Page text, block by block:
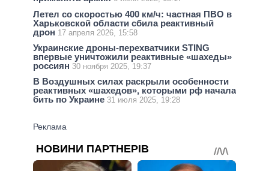
Летел со скоростью 400 км/ч: частная ПВО в
Харьковской области сбила реактивный
дрон 17 апреля 2026, 15:58
Украинские дроны-перехватчики STING
впервые уничтожили реактивные «шахеды»
россиян 30 ноября 2025, 19:37
В Воздушных силах раскрыли особенности
реактивных «шахедов», которыми рф начала
бить по Украине 31 июля 2025, 19:28